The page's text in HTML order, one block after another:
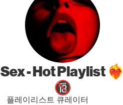
Sex - Hot Playlist ❤️‍🔥
🔞
플레이리스트 큐레이터